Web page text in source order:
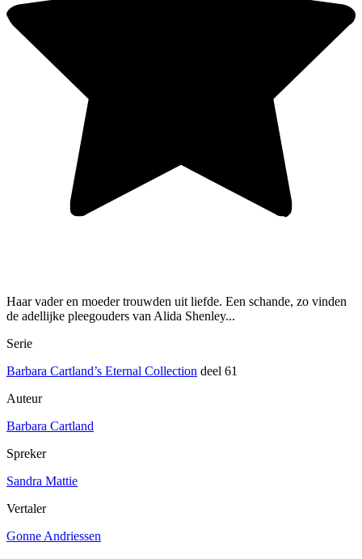
Haar vader en moeder trouwden uit liefde. Een schande, zo vinden
de adellijke pleegouders van Alida Shenley...
Serie
Barbara Cartland’s Eternal Collection deel 61
Auteur
Barbara Cartland
Spreker
Sandra Mattie
Vertaler
Gonne Andriessen